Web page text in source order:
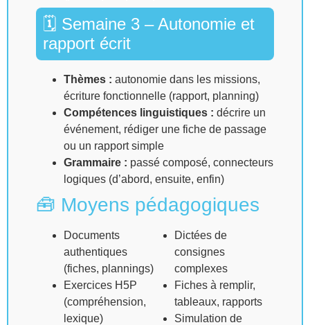
🗓 Semaine 3 – Autonomie et
rapport écrit
Thèmes : autonomie dans les missions,
écriture fonctionnelle (rapport, planning)
Compétences linguistiques : décrire un
événement, rédiger une fiche de passage
ou un rapport simple
Grammaire : passé composé, connecteurs
logiques (d’abord, ensuite, enfin)
🧰 Moyens pédagogiques
Documents
authentiques
(fiches, plannings)
Exercices H5P
(compréhension,
lexique)
Dictées de
consignes
complexes
Fiches à remplir,
tableaux, rapports
Simulation de